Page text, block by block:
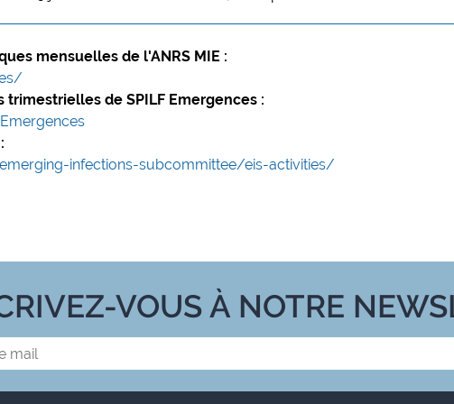
mensuelles de l'ANRS MIE :
de SPILF Emergences :
infections-subcommittee/eis-activities/
VOUS À NOTRE